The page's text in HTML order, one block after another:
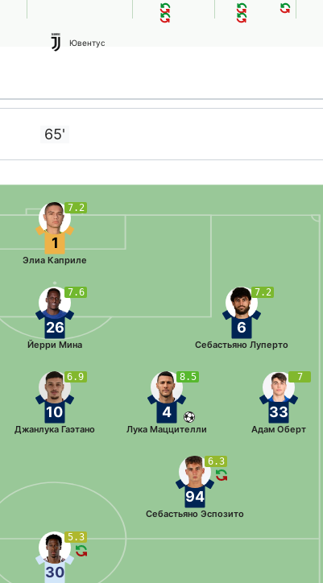
Ювентус
65'
7.2
1
Элиа Каприле
7.2
6
Себастьяно Луперто
7.6
26
Йерри Мина
7
33
Адам Оберт
8.5
4
Лука Маццителли
6.9
10
Джанлука Гаэтано
6.3
94
Себастьяно Эспозито
5.3
30